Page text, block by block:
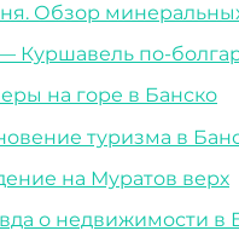
Обзор
Куршавель по-
на горе в Банско
туризма в
на Муратов верх
о недвижимости в